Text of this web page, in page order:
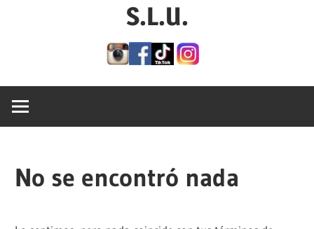
S.L.U.
S.L.U!!
tu
concesionario
confianza
No se encontró nada